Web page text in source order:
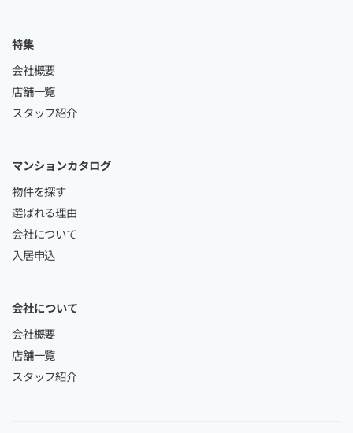
特集
会社概要
店舗一覧
スタッフ紹介
マンションカタログ
物件を探す
選ばれる理由
会社について
入居申込
会社について
会社概要
店舗一覧
スタッフ紹介